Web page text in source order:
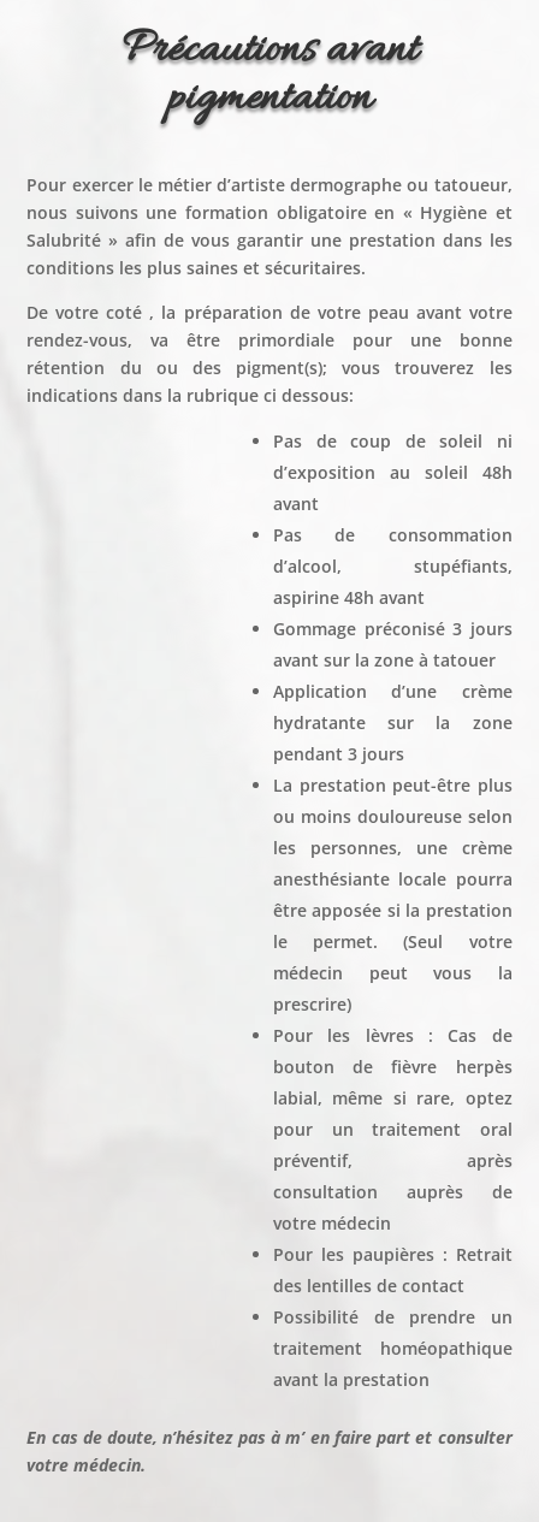
Précautions avant
pigmentation
Pour exercer le métier d’artiste dermographe ou tatoueur,
nous suivons une formation obligatoire en « Hygiène et
Salubrité » afin de vous garantir une prestation dans les
conditions les plus saines et sécuritaires.
De votre coté , la préparation de votre peau avant votre
rendez-vous, va être primordiale pour une bonne
rétention du ou des pigment(s); vous trouverez les
indications dans la rubrique ci dessous:
Pas de coup de soleil ni
d’exposition au soleil 48h
avant
Pas de consommation
d’alcool, stupéfiants,
aspirine 48h avant
Gommage préconisé 3 jours
avant sur la zone à tatouer
Application d’une crème
hydratante sur la zone
pendant 3 jours
La prestation peut-être plus
ou moins douloureuse selon
les personnes, une crème
anesthésiante locale pourra
être apposée si la prestation
le permet. (Seul votre
médecin peut vous la
prescrire)
Pour les lèvres : Cas de
bouton de fièvre herpès
labial, même si rare, optez
pour un traitement oral
préventif, après
consultation auprès de
votre médecin
Pour les paupières : Retrait
des lentilles de contact
Possibilité de prendre un
traitement homéopathique
avant la prestation
En cas de doute, n’hésitez pas à m’ en faire part et consulter
votre médecin.